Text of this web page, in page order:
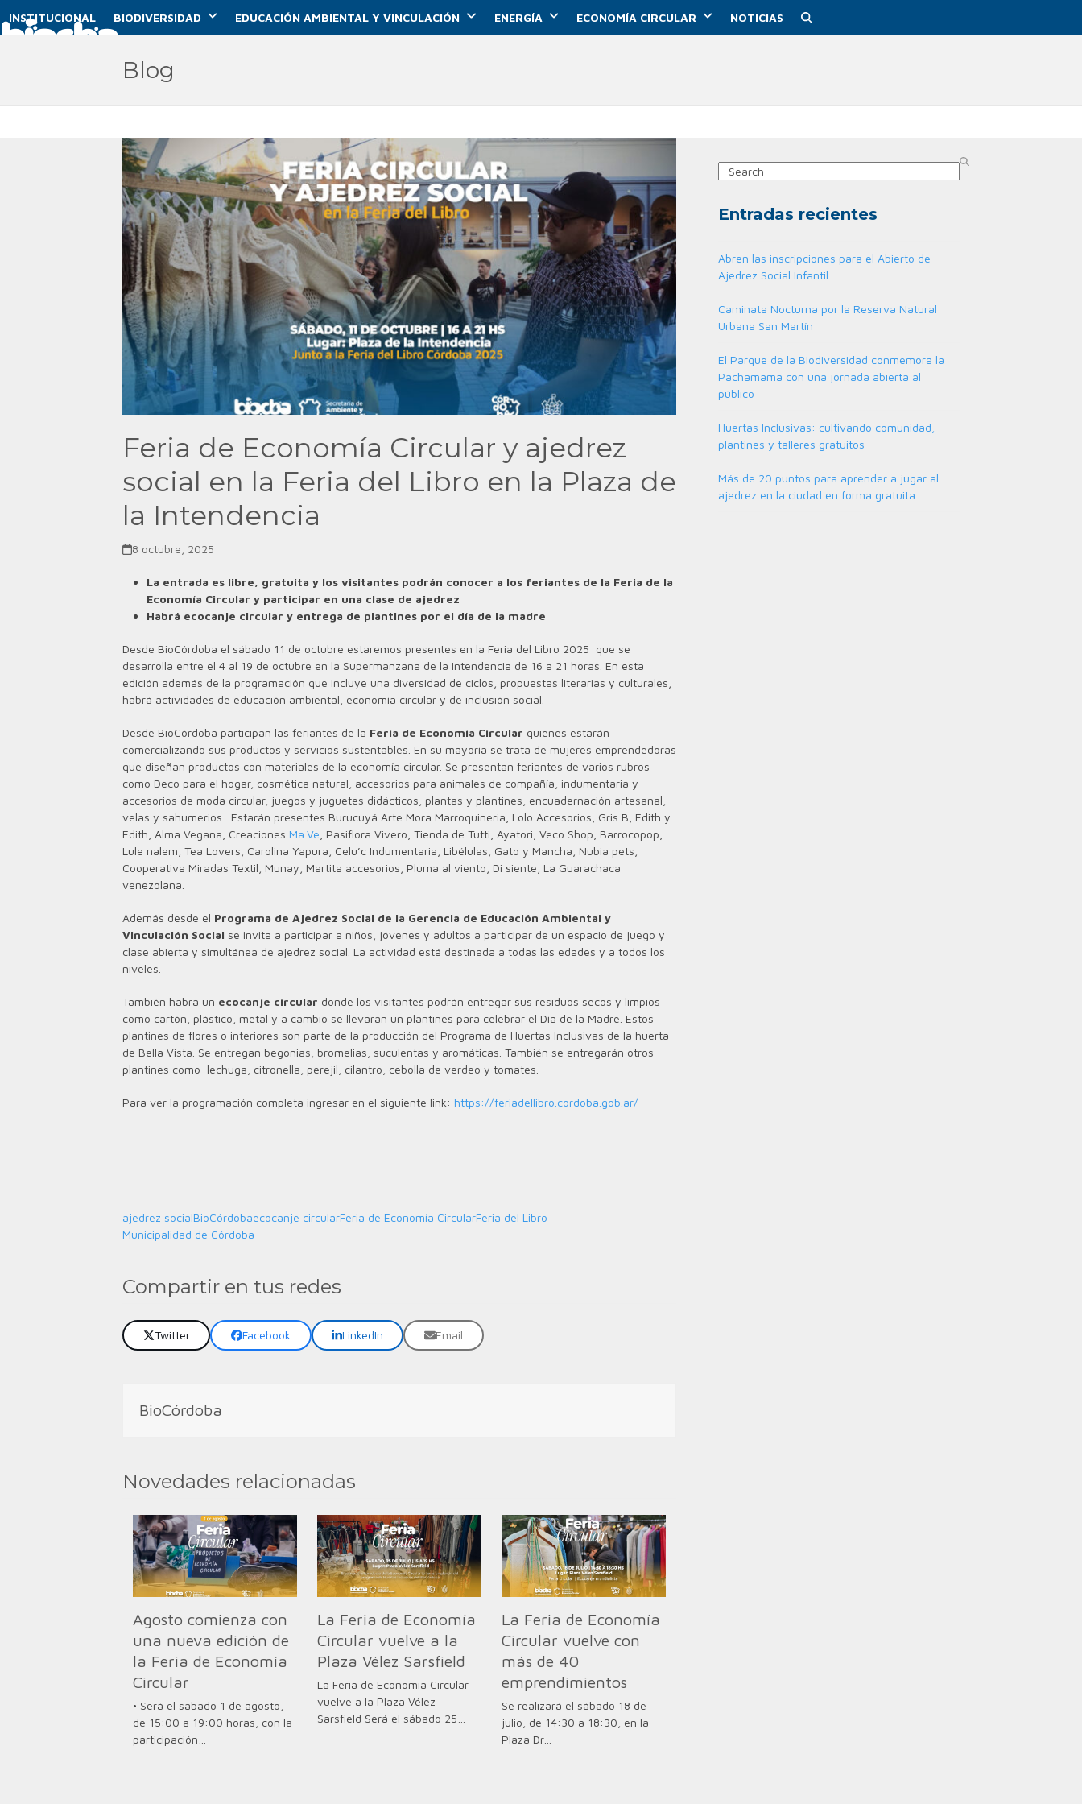
to
INSTITUCIONAL BIODIVERSIDAD EDUCACIÓN AMBIENTAL Y VINCULACIÓN ENERGÍA ECONOMÍA CIRCULAR NOTICIAS
Blog
Feria de Economía Circular y ajedrez
social en la Feria del Libro en la Plaza de
la Intendencia
8 octubre, 2025
La entrada es libre, gratuita y los visitantes podrán conocer a los feriantes de la Feria de la
Economía Circular y participar en una clase de ajedrez
Habrá ecocanje circular y entrega de plantines por el día de la madre
Desde BioCórdoba el sábado 11 de octubre estaremos presentes en la Feria del Libro 2025 que se
desarrolla entre el 4 al 19 de octubre en la Supermanzana de la Intendencia de 16 a 21 horas. En esta
edición además de la programación que incluye una diversidad de ciclos, propuestas literarias y culturales,
habrá actividades de educación ambiental, economía circular y de inclusión social.
Desde BioCórdoba participan las feriantes de la Feria de Economía Circular quienes estarán
comercializando sus productos y servicios sustentables. En su mayoría se trata de mujeres emprendedoras
que diseñan productos con materiales de la economía circular. Se presentan feriantes de varios rubros
como Deco para el hogar, cosmética natural, accesorios para animales de compañía, indumentaria y
accesorios de moda circular, juegos y juguetes didácticos, plantas y plantines, encuadernación artesanal,
velas y sahumerios. Estarán presentes Burucuyá Arte Mora Marroquineria, Lolo Accesorios, Gris B, Edith y
Edith, Alma Vegana, Creaciones Ma.Ve , Pasiflora Vivero, Tienda de Tutti, Ayatori, Veco Shop, Barrocopop,
Lule nalem, Tea Lovers, Carolina Yapura, Celu’c Indumentaria, Libélulas, Gato y Mancha, Nubia pets,
Cooperativa Miradas Textil, Munay, Martita accesorios, Pluma al viento, Di siente, La Guarachaca
venezolana.
Además desde el Programa de Ajedrez Social de la Gerencia de Educación Ambiental y
Vinculación Social se invita a participar a niños, jóvenes y adultos a participar de un espacio de juego y
clase abierta y simultánea de ajedrez social. La actividad está destinada a todas las edades y a todos los
niveles.
También habrá un ecocanje circular donde los visitantes podrán entregar sus residuos secos y limpios
como cartón, plástico, metal y a cambio se llevarán un plantines para celebrar el Día de la Madre. Estos
plantines de flores o interiores son parte de la producción del Programa de Huertas Inclusivas de la huerta
de Bella Vista. Se entregan begonias, bromelias, suculentas y aromáticas. También se entregarán otros
plantines como lechuga, citronella, perejil, cilantro, cebolla de verdeo y tomates.
Para ver la programación completa ingresar en el siguiente link: https://feriadellibro.cordoba.gob.ar/
ajedrez socialBioCórdobaecocanje circularFeria de Economía CircularFeria del Libro
Municipalidad de Córdoba
Compartir en tus redes
Twitter Facebook LinkedIn Email
BioCórdoba
Novedades relacionadas
Agosto comienza con
una nueva edición de
la Feria de Economía
Circular
• Será el sábado 1 de agosto,
de 15:00 a 19:00 horas, con la
participación…
La Feria de Economía
Circular vuelve a la
Plaza Vélez Sarsfield
La Feria de Economía Circular
vuelve a la Plaza Vélez
Sarsfield Será el sábado 25…
La Feria de Economía
Circular vuelve con
más de 40
emprendimientos
Se realizará el sábado 18 de
julio, de 14:30 a 18:30, en la
Plaza Dr…
Search
Entradas recientes
Abren las inscripciones para el Abierto de
Ajedrez Social Infantil
Caminata Nocturna por la Reserva Natural
Urbana San Martín
El Parque de la Biodiversidad conmemora la
Pachamama con una jornada abierta al
público
Huertas Inclusivas: cultivando comunidad,
plantines y talleres gratuitos
Más de 20 puntos para aprender a jugar al
ajedrez en la ciudad en forma gratuita